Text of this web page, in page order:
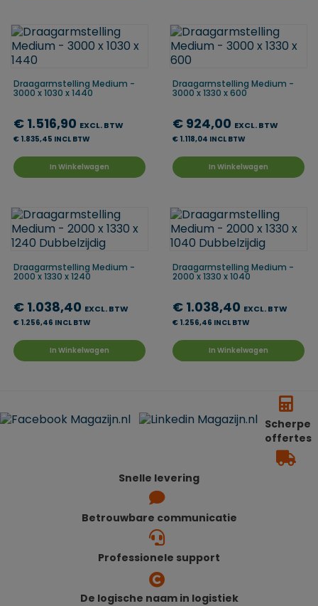
Draagarmstelling Medium -
3000 x 1030 x 1440
€ 1.516,90 EXCL. BTW
€ 1.835,45 INCL BTW
In Winkelwagen
Draagarmstelling Medium -
3000 x 1330 x 600
€ 924,00 EXCL. BTW
€ 1.118,04 INCL BTW
In Winkelwagen
Draagarmstelling Medium -
2000 x 1330 x 1240
€ 1.038,40 EXCL. BTW
€ 1.256,46 INCL BTW
In Winkelwagen
Draagarmstelling Medium -
2000 x 1330 x 1040
€ 1.038,40 EXCL. BTW
€ 1.256,46 INCL BTW
In Winkelwagen
Scherpe
offertes
Snelle levering
Betrouwbare communicatie
Professionele support
De logische naam in logistiek